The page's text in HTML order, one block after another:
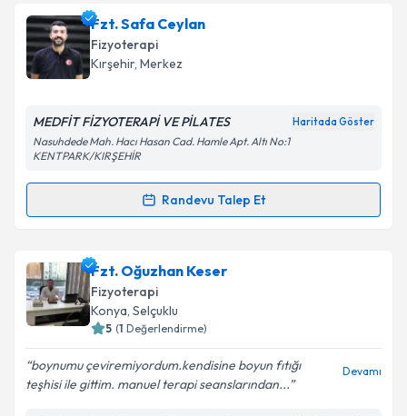
Fzt. Safa Ceylan
Fizyoterapi
Kırşehir, Merkez
MEDFİT FİZYOTERAPİ VE PİLATES Haritada Göster
Nasuhdede Mah. Hacı Hasan Cad. Hamle Apt. Altı No:1
KENTPARK/KIRŞEHİR
Randevu Talep Et
Randevu Takvimi Talebi
Fzt. Safa Ceylaniçin randevu takvimi talebi
oluşturun. Size bu uzmandan randevu almanız için bir
takvim hazırlandığında e-posta ile bilgilendireceğiz.
Fzt. Oğuzhan Keser
Fizyoterapi
Konya, Selçuklu
5 (1 Değerlendirme)
boynumu çeviremiyordum.kendisine boyun fıtığı
teşhisi ile gittim. manuel terapi seanslarından...
Devamı